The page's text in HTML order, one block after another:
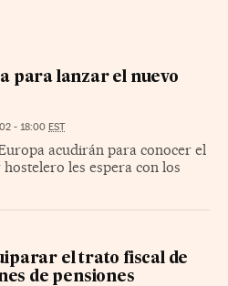
para lanzar el nuevo
- 18:00 EST
acudirán para conocer el
les espera con los
el trato fiscal de
de pensiones